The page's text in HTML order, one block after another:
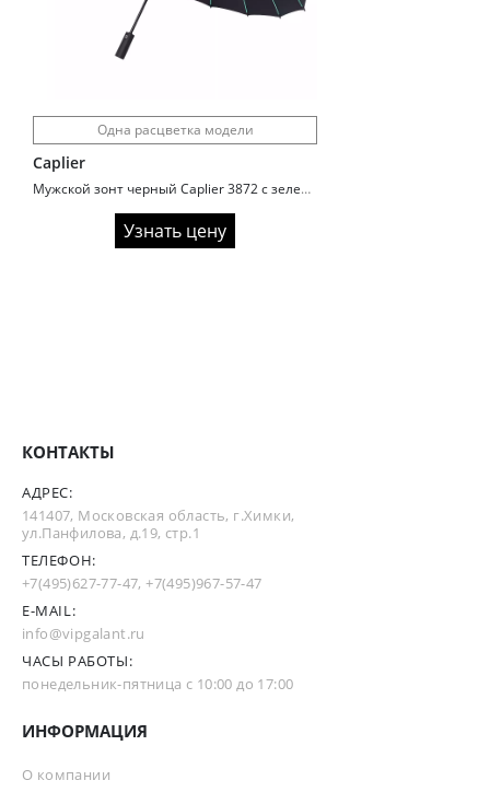
Одна расцветка модели
Caplier
Мужской зонт черный Caplier 3872 с зелеными спицами
Узнать цену
КОНТАКТЫ
АДРЕС:
141407, Московская область, г.Химки,
ул.Панфилова, д.19, стр.1
ТЕЛЕФОН:
+7(495)627-77-47,+7(495)967-57-47
E-MAIL:
info@vipgalant.ru
ЧАСЫ РАБОТЫ:
понедельник-пятница с 10:00 до 17:00
ИНФОРМАЦИЯ
О компании